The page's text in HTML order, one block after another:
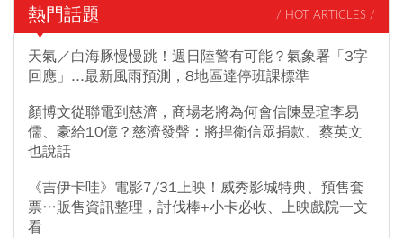
熱門話題 / HOT ARTICLES /
天氣／白海豚慢慢跳！週日陸警有可能？氣象署「3字
回應」...最新風雨預測，8地區達停班課標準
顏博文從聯電到慈濟，商場老將為何會信陳昱瑄李易
儒、豪給10億？慈濟發聲：將捍衛信眾捐款、蔡英文
也說話
《吉伊卡哇》電影7/31上映！威秀影城特典、預售套
票…販售資訊整理，討伐棒+小卡必收、上映戲院一文
看